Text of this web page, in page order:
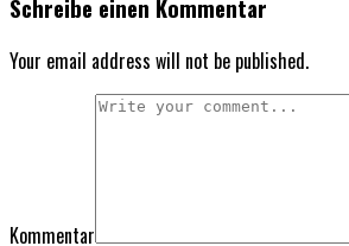
Schreibe einen Kommentar
Your email address will not be published.
Kommentar